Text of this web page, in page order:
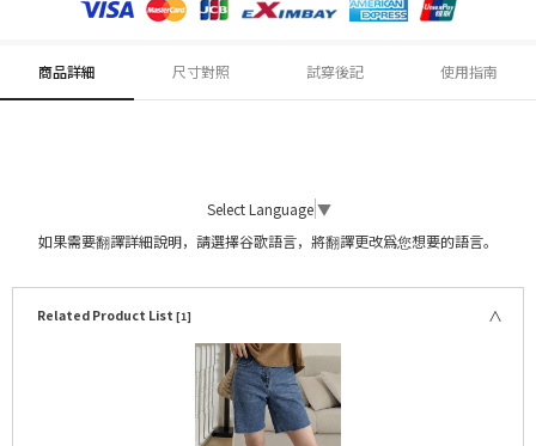
商品詳細 尺寸對照 試穿後記 使用指南
Select Language ▼
如果需要翻譯詳細說明，請選擇谷歌語言，將翻譯更改爲您想要的語言。
Related Product List [1]